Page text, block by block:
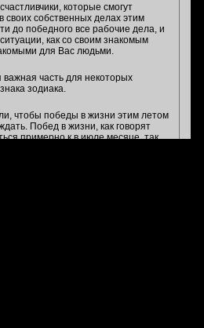
которые смогут
собственных делах этим
до победного все рабочие дела, и
как со своим знакомым
для Вас людьми.
часть для некоторых
зодиака.
чтобы победы в жизни этим летом
Побед в жизни, как говорят
примерно к в июле месяце, так